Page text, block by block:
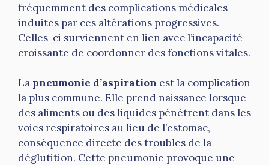
fréquemment des complications médicales
induites par ces altérations progressives.
Celles-ci surviennent en lien avec l’incapacité
croissante de coordonner des fonctions vitales.
La pneumonie d’aspiration est la complication
la plus commune. Elle prend naissance lorsque
des aliments ou des liquides pénètrent dans les
voies respiratoires au lieu de l’estomac,
conséquence directe des troubles de la
déglutition. Cette pneumonie provoque une